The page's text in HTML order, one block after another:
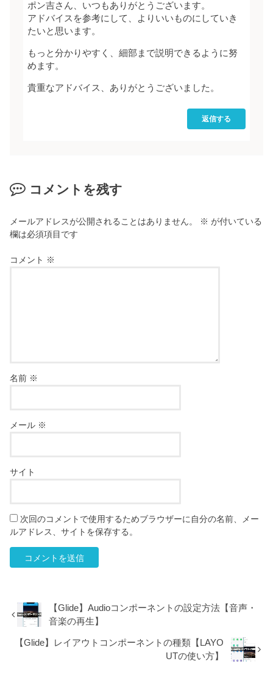
ポン吉さん、いつもありがとうございます。
アドバイスを参考にして、よりいいものにしていき
たいと思います。
もっと分かりやすく、細部まで説明できるように努
めます。
貴重なアドバイス、ありがとうございました。
返信する
コメントを残す
メールアドレスが公開されることはありません。 ※ が付いている
欄は必須項目です
コメント ※
名前 ※
メール ※
サイト
次回のコメントで使用するためブラウザーに自分の名前、メー
ルアドレス、サイトを保存する。
【Glide】Audioコンポーネントの設定方法【音声・
音楽の再生】
【Glide】レイアウトコンポーネントの種類【LAYO
UTの使い方】